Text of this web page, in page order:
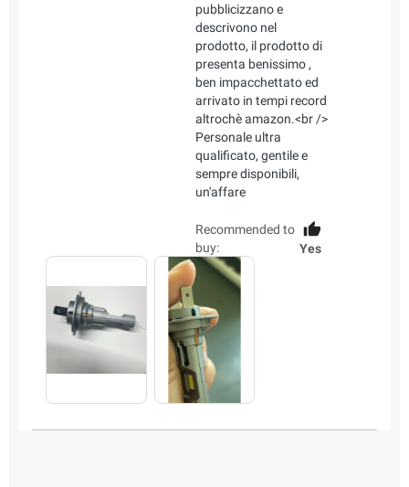
pubblicizzano e
descrivono nel
prodotto, il prodotto di
presenta benissimo ,
ben impacchettato ed
arrivato in tempi record
altrochè amazon.<br />
Personale ultra
qualificato, gentile e
sempre disponibili,
un'affare
Recommended to
buy:
Yes